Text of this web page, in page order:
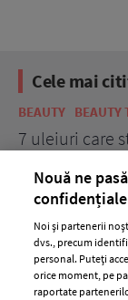
Cele mai
BEAUTY BEAUTY
7 uleiuri care
Nouă ne
confidențiale
Noi și partenerii
dvs., precum
personal. Puteți
orice moment, pe
raportate